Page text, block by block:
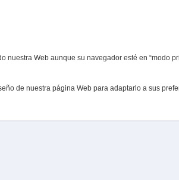
Web aunque su navegador esté en “modo
de nuestra página Web para adaptarlo a sus